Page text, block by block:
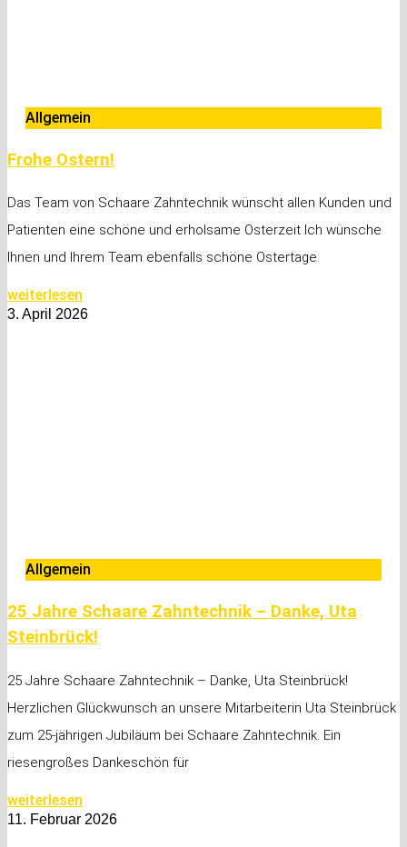
Allgemein
Frohe Ostern!
Das Team von Schaare Zahntechnik wünscht allen Kunden und
Patienten eine schöne und erholsame Osterzeit Ich wünsche
Ihnen und Ihrem Team ebenfalls schöne Ostertage.
weiterlesen
3. April 2026
Allgemein
25 Jahre Schaare Zahntechnik – Danke, Uta
Steinbrück!
25 Jahre Schaare Zahntechnik – Danke, Uta Steinbrück!
Herzlichen Glückwunsch an unsere Mitarbeiterin Uta Steinbrück
zum 25‑jährigen Jubiläum bei Schaare Zahntechnik. Ein
riesengroßes Dankeschön für
weiterlesen
11. Februar 2026